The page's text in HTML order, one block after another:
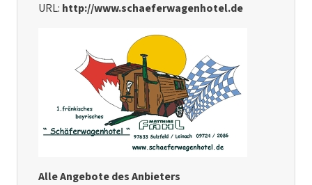
URL: http://www.schaeferwagenhotel.de
Alle Angebote des Anbieters